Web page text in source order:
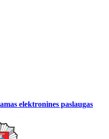
elektronines paslaugas